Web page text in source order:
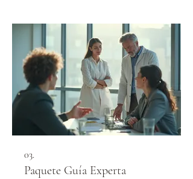
03.
Paquete Guía Experta